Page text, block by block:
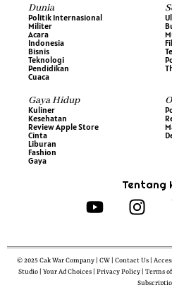
Dunia
Politik Internasional
Militer
Acara
Indonesia
Bisnis
Teknologi
Pendidikan
Cuaca
Gaya Hidup
Kuliner
Kesehatan
Review Apple Store
Cinta
Liburan
Fashion
Gaya
Tentang
© 2025 Cak War Company | CW | Contact Us |
Studio | Your Ad Choices | Privacy Policy | Terms